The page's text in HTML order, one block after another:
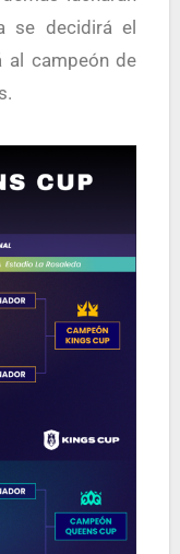
se decidirá el
al campeón de